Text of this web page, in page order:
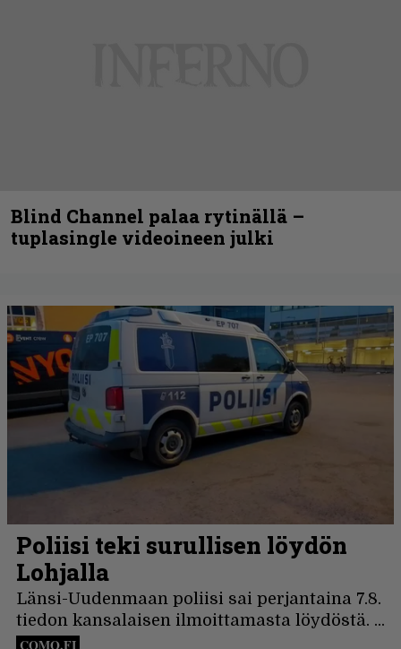
Blind Channel palaa rytinällä –
tuplasingle videoineen julki